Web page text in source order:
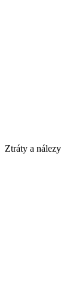
Ztráty a nálezy